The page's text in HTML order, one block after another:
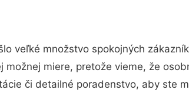
veľké množstvo spokojných
miere, pretože vieme, že
či detailné poradenstvo, aby ste